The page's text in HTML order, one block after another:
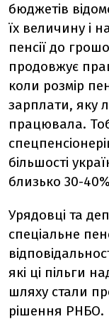
бюджетів
їх величину і
пенсії до
продовжує
коли розмір
зарплати, яку
працювала.
більшості
близько 30-
Урядовці та
спеціальне
які ці пільги
шляху стали
рішення РНБО.